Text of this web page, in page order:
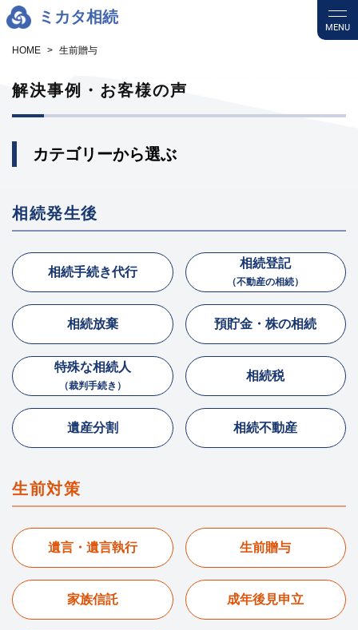
ミカタ相続
MENU
HOME 生前贈与
解決事例・お客様の声
カテゴリーから選ぶ
相続発生後
相続手続き代行
相続登記
（不動産の相続）
相続放棄 預貯金・株の相続
特殊な相続人
（裁判手続き）
相続税
遺産分割 相続不動産
生前対策
遺言・遺言執行 生前贈与
家族信託 成年後見申立